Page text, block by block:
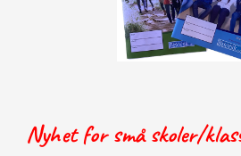
Nyhet for små skoler/